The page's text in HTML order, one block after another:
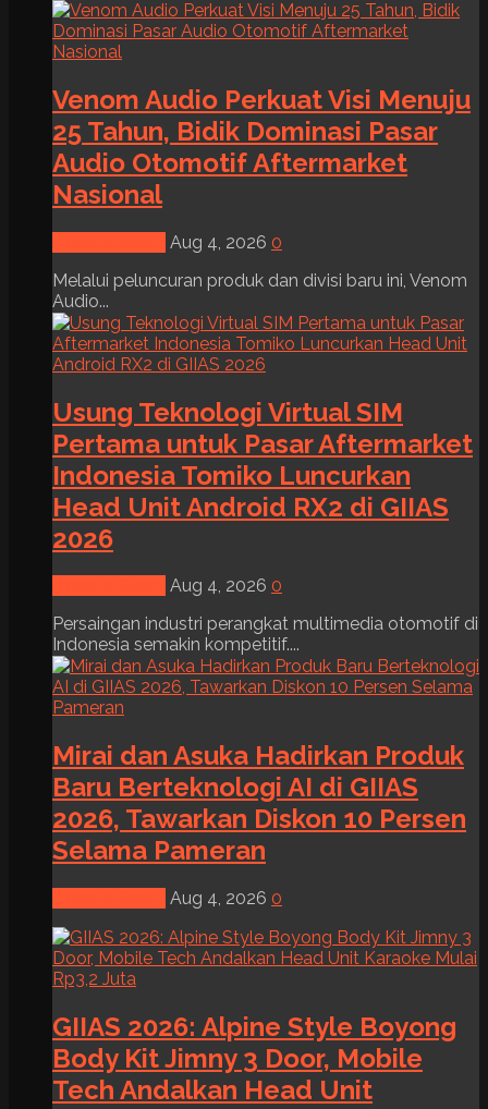
Venom Audio Perkuat Visi Menuju
25 Tahun, Bidik Dominasi Pasar
Audio Otomotif Aftermarket
Nasional
Aug 4, 2026 0
Melalui peluncuran produk dan divisi baru ini, Venom
Audio...
Usung Teknologi Virtual SIM
Pertama untuk Pasar Aftermarket
Indonesia Tomiko Luncurkan
Head Unit Android RX2 di GIIAS
2026
Aug 4, 2026 0
Persaingan industri perangkat multimedia otomotif di
Indonesia semakin kompetitif....
Mirai dan Asuka Hadirkan Produk
Baru Berteknologi AI di GIIAS
2026, Tawarkan Diskon 10 Persen
Selama Pameran
Aug 4, 2026 0
GIIAS 2026: Alpine Style Boyong
Body Kit Jimny 3 Door, Mobile
Tech Andalkan Head Unit